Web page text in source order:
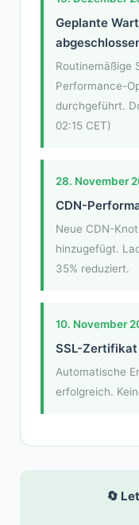
Geplante
Routinemäßige
Performance-
durchgeführt.
02:15 CET)
28. November
CDN-
Neue CDN-
hinzugefügt.
35% reduziert.
10. November
SSL-
Automatische
erfolgreich.
🔄